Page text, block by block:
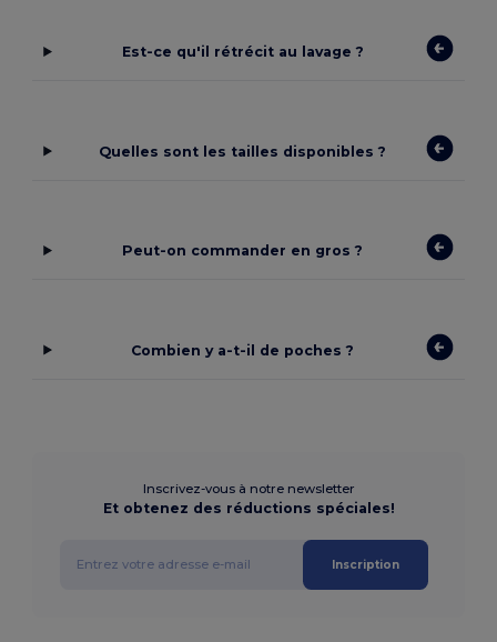
Est-ce qu'il rétrécit au lavage ?
Quelles sont les tailles disponibles ?
Peut-on commander en gros ?
Combien y a-t-il de poches ?
Inscrivez-vous à notre newsletter
Et obtenez des réductions spéciales!
Inscription